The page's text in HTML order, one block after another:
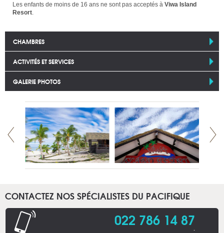
Les enfants de moins de 16 ans ne sont pas acceptés à Viwa Island
Resort.
CHAMBRES
ACTIVITÉS ET SERVICES
GALERIE PHOTOS
CONTACTEZ NOS SPÉCIALISTES DU PACIFIQUE
022 786 14 87.